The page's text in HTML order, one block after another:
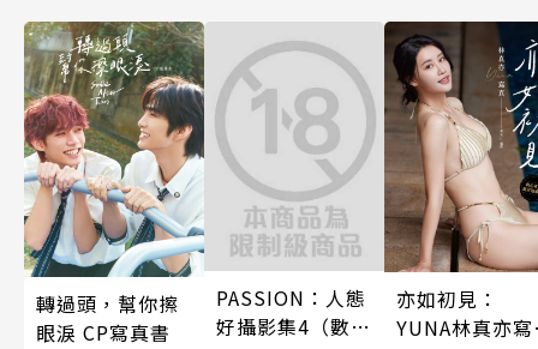
轉過頭，幫你擦
眼淚 CP寫真書
PASSION：人態
好攝影集4（數位
亦如初見：
YUNA林真亦寫